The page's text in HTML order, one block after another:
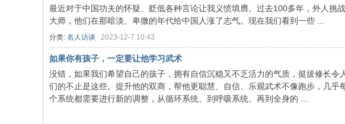
最近对于中国功夫的怀疑、贬低各种言论让我义愤填膺。过去100多年，外人
大师，他们在那暗淡、卑微的年代给中国人涨了志气。现在我们看到一些 ...
分类: 名人访谈 2023-12-7 10:43
如果你有孩子，一定要让他学习武术
没错，如果我们希望自己的孩子，拥有自信沉稳又不乏活力的气质，挺拔修长
们的不止是这些。提升他的双商，帮他更聪慧、自信、乐观武术不像跑步，几
个系统都需要进行新的调整，从循环系统、到呼吸系统、再到全身的 ...